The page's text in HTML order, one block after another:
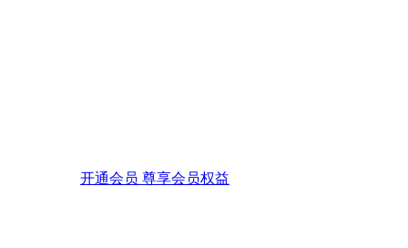
开通会员 尊享会员权益